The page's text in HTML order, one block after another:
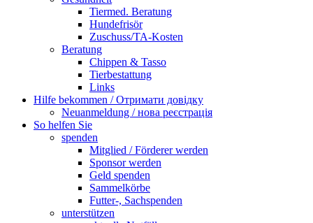
Tiermed. Beratung
Hundefrisör
Zuschuss/TA-Kosten
Beratung
Chippen & Tasso
Tierbestattung
Links
Hilfe bekommen / Отримати довідку
Neuanmeldung / нова реєстрація
So helfen Sie
spenden
Mitglied / Förderer werden
Sponsor werden
Geld spenden
Sammelkörbe
Futter-, Sachspenden
unterstützen